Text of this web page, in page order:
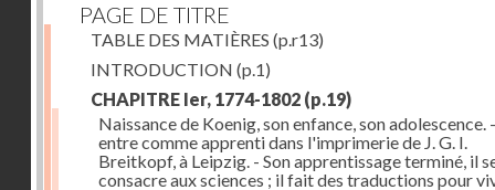
PAGE DE TITRE
TABLE DES MATIÈRES (p.r13)
INTRODUCTION (p.1)
CHAPITRE Ier, 1774-1802 (p.19)
Naissance de Koenig, son enfance, son adolescence.
entre comme apprenti dans l'imprimerie de J. G. I.
Breitkopf, à Leipzig. - Son apprentissage terminé, il
consacre aux sciences ; il fait des traductions pour